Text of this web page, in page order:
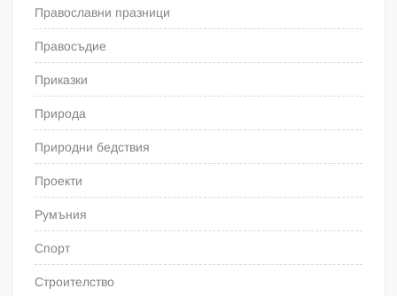
Православни празници
Правосъдие
Приказки
Природа
Природни бедствия
Проекти
Румъния
Спорт
Строителство